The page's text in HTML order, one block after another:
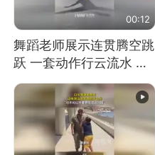
00:12
舞蹈老师展示连贯腾空跳
跃 一套动作行云流水 节
奏感拉满 网友：怎么做
到又舞又武的？